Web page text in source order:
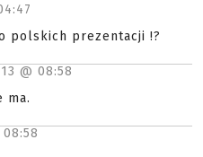
polskich prezentacji !?
@ 08:58
ma.
08:58